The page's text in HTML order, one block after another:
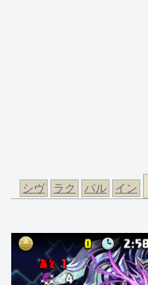
シヴ ラク パル イン